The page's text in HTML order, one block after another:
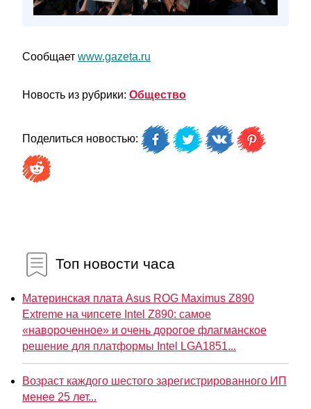
Сообщает www.gazeta.ru
Новость из рубрики: Общество
Поделиться новостью:
Топ новости часа
Материнская плата Asus ROG Maximus Z890
Extreme на чипсете Intel Z890: самое
«навороченное» и очень дорогое флагманское
решение для платформы Intel LGA1851...
Возраст каждого шестого зарегистрированного ИП
менее 25 лет...